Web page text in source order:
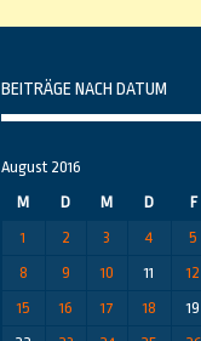
BEITRÄGE NACH DATUM
August 2016
M
D M D F
1
2 3 4 5
8
9 10 11 12
15
16 17 18 19